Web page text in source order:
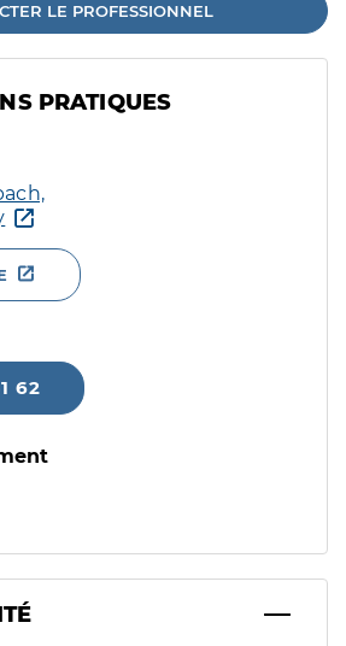
LE PROFESSIONNEL
PRATIQUES
62